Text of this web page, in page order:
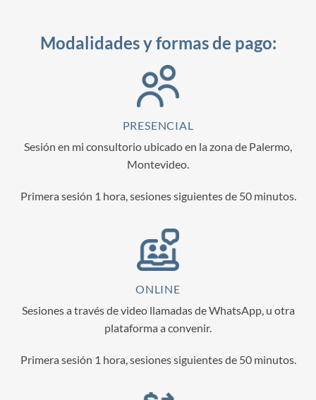
Modalidades y formas de pago:
PRESENCIAL
Sesión en mi consultorio ubicado en la zona de Palermo,
Montevideo.
Primera sesión 1 hora, sesiones siguientes de 50 minutos.
ONLINE
Sesiones a través de video llamadas de WhatsApp, u otra
plataforma a convenir.
Primera sesión 1 hora, sesiones siguientes de 50 minutos.